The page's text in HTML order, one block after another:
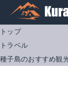
トップ
トラベル
種子島のおすすめ観